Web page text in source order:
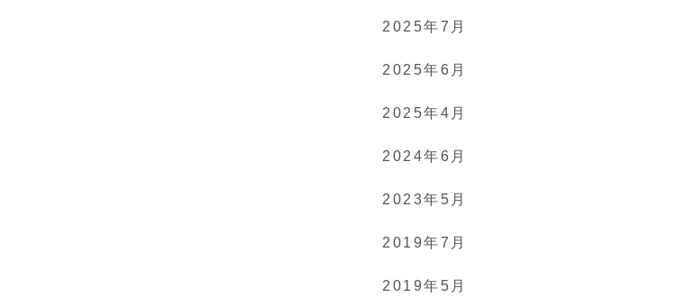
2025年7月
2025年6月
2025年4月
2024年6月
2023年5月
2019年7月
2019年5月